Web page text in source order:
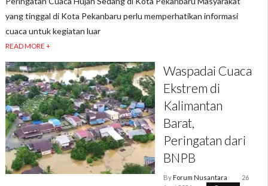
yang tinggal di Kota Pekanbaru perlu memperhatikan informasi
cuaca untuk kegiatan luar
READ MORE +
Waspadai Cuaca
Ekstrem di
Kalimantan
Barat,
Peringatan dari
BNPB
ByForum Nusantara
26